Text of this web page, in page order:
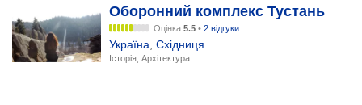
Оборонний комплекс Тустань
Оцінка 5.5 • 2 відгуки
Україна Східниця
Історія, Архітектура